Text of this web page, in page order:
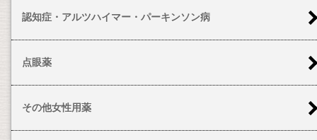
認知症・アルツハイマー・パーキンソン病
点眼薬
その他女性用薬